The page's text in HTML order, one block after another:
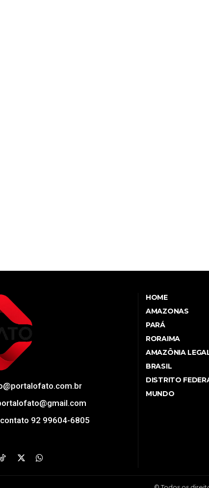
92 99604-6805
HOME
AMAZONAS
PARÁ
RORAIMA
AMAZÔNIA
BRASIL
DISTRITO
MUNDO